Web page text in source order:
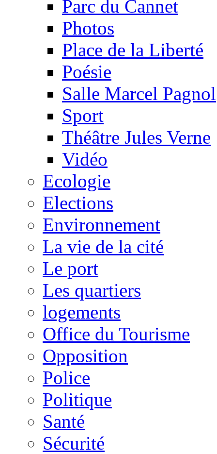
Parc du Cannet
Photos
Place de la Liberté
Poésie
Salle Marcel Pagnol
Sport
Théâtre Jules Verne
Vidéo
Ecologie
Elections
Environnement
La vie de la cité
Le port
Les quartiers
logements
Office du Tourisme
Opposition
Police
Politique
Santé
Sécurité